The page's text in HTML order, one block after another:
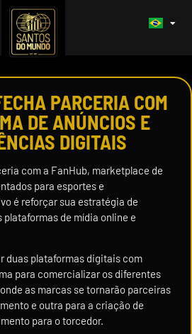
PARCERIA COM
DE ANÚNCIOS E
DIGITAIS
com a FanHub, marketplace de
para esportes e
é reforçar sua estratégia de
de mídia online e
duas plataformas digitais com
para comercializar os diferentes
as marcas se tornarão parceiras
e outra para a criação de
para o torcedor.